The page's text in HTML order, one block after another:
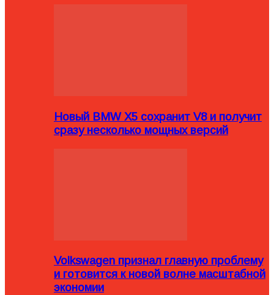
Новый BMW X5 сохранит V8 и получит
сразу несколько мощных версий
Volkswagen признал главную проблему
и готовится к новой волне масштабной
экономии